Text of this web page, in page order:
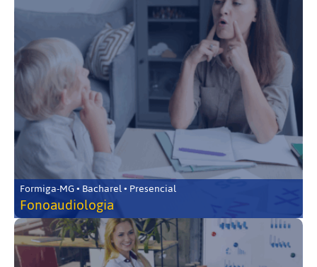
Formiga-MG • Bacharel • Presencial
Fonoaudiologia